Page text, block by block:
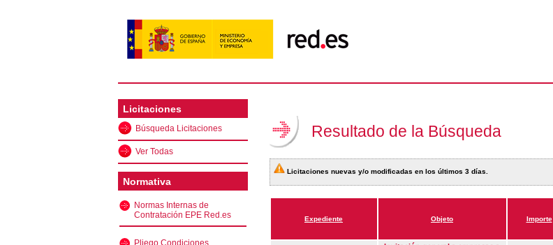
Licitaciones
Búsqueda Licitaciones
Ver Todas
Normativa
Normas Internas de
Contratación EPE Red.es
Pliego Condiciones
Resultado de la Búsqueda
Licitaciones nuevas y/o modificadas en los últimos 3 días.
Expediente Objeto Importe